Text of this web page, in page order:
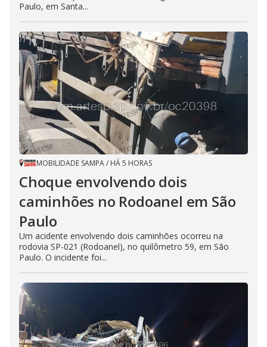
Paulo, em Santa...
MOBILIDADE SAMPA/ HÁ 5 HORAS
Choque envolvendo dois
caminhões no Rodoanel em São
Paulo
Um acidente envolvendo dois caminhões ocorreu na
rodovia SP-021 (Rodoanel), no quilômetro 59, em São
Paulo. O incidente foi...